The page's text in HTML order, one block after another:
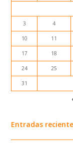
3 4
10 11
17 18
24 25
31
Entradas